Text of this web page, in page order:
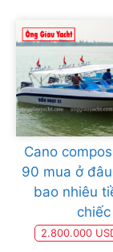
Cano
90 mua ở
bao nhiêu
chiếc
2.800.000